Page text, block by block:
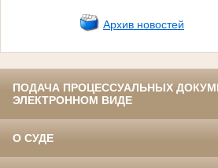
Архив новостей
ПОДАЧА ПРОЦЕССУАЛЬНЫХ
ЭЛЕКТРОННОМ ВИДЕ
О СУДЕ